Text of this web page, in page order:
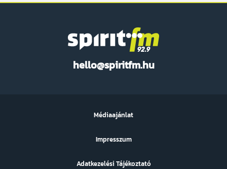
hello@spiritfm.hu
FM
Médiaajánlat
Impresszum
Adatkezelési Tájékoztató